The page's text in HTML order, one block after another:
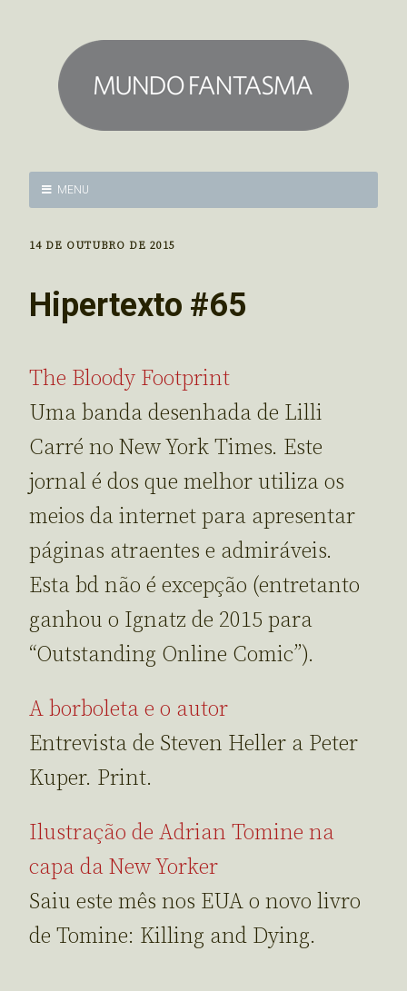
MENU
14 DE OUTUBRO DE 2015
Hipertexto #65
The Bloody Footprint
Uma banda desenhada de Lilli
Carré no New York Times. Este
jornal é dos que melhor utiliza os
meios da internet para apresentar
páginas atraentes e admiráveis.
Esta bd não é excepção (entretanto
ganhou o Ignatz de 2015 para
“Outstanding Online Comic”).
A borboleta e o autor
Entrevista de Steven Heller a Peter
Kuper. Print.
Ilustração de Adrian Tomine na
capa da New Yorker
Saiu este mês nos EUA o novo livro
de Tomine: Killing and Dying.